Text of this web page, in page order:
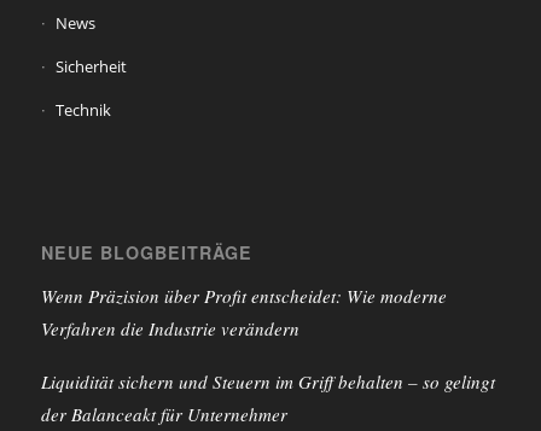
News
Sicherheit
Technik
NEUE BLOGBEITRÄGE
Wenn Präzision über Profit entscheidet: Wie moderne
Verfahren die Industrie verändern
Liquidität sichern und Steuern im Griff behalten – so gelingt
der Balanceakt für Unternehmer